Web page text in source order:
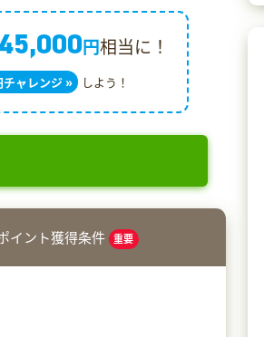
円相当に！
ャレンジ » しよう！
イント獲得条件 重要